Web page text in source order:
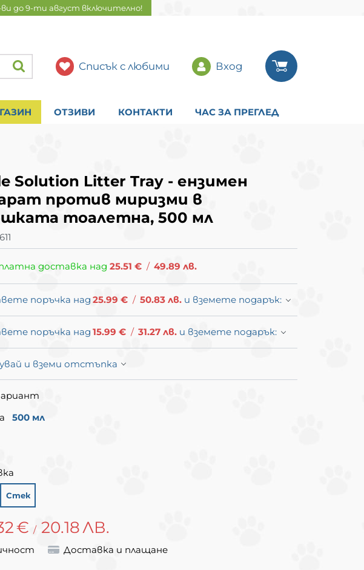
до 9-ти август включително!
Списък с любими Вход
ОТЗИВИ КОНТАКТИ ЧАС ЗА ПРЕГЛЕД
Solution Litter Tray - ензимен
против миризми в
тоалетна, 500 мл
доставка над25.51 € / 49.89 лв.
поръчка над 25.99 € / 50.83 лв. и вземете подарък:
поръчка над 15.99 € / 31.27 лв. и вземете подарък:
и вземи отстъпка
500 мл
Стек
€ / 20.18ЛВ.
Доставка и плащане